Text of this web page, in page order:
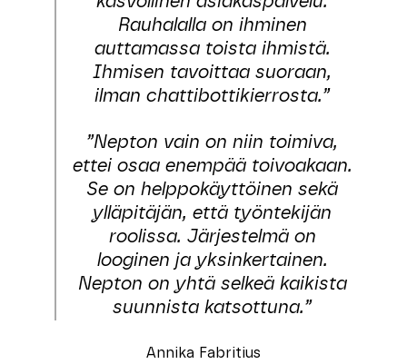
Rauhalalla on ihminen
auttamassa toista ihmistä.
Ihmisen tavoittaa suoraan,
ilman chattibottikierrosta.”
”Nepton vain on niin toimiva,
ettei osaa enempää toivoakaan.
Se on helppokäyttöinen sekä
ylläpitäjän, että työntekijän
roolissa. Järjestelmä on
looginen ja yksinkertainen.
Nepton on yhtä selkeä kaikista
suunnista katsottuna.”
Annika Fabritius